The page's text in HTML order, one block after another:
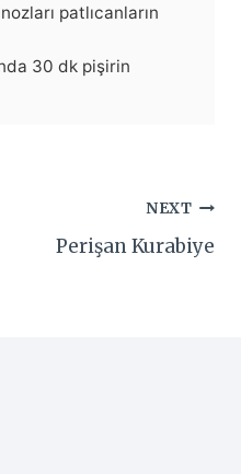
patlıcanların
30 dk pişirin
NEXT
Perişan Kurabiye